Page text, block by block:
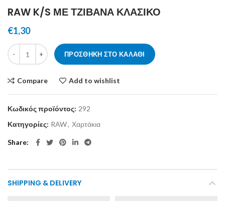
RAW K/S ΜΕ ΤΖΙΒΑΝΑ ΚΛΑΣΙΚΟ
€1,30
RAW K/S ΜΕ ΤΖΙΒΑΝΑ ΚΛΑΣΙΚΟ ποσότητα
ΠΡΟΣΘΉΚΗ ΣΤΟ ΚΑΛΆΘΙ
Compare Add to wishlist
Κωδικός προϊόντος: 292
Κατηγορίες: RAW, Χαρτάκια
Share
SHIPPING & DELIVERY